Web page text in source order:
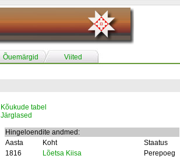
Õuemärgid Viited
Kõukude tabel
Järglased
Hingeloendite andmed:
Aasta
Koht
Staatus
1816
Lõetsa Kiisa
Perepoeg